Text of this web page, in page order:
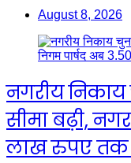
August 8, 2026
नगरीय निकाय
सीमा बढ़ी,
लाख रुपए